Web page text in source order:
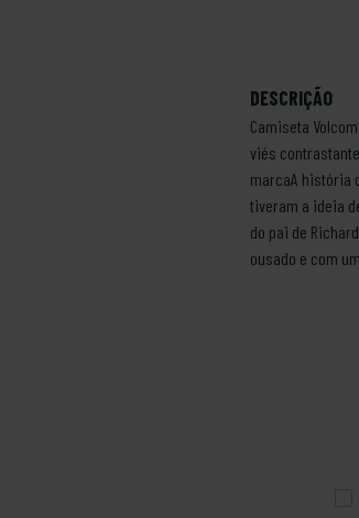
DESCRIÇÃO
Camiseta
viés
marcaA história
tiveram a ideia
do pai de
ousado e com